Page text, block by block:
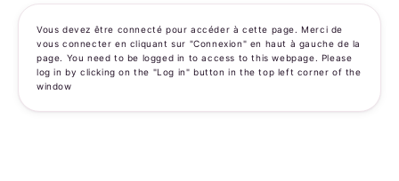
Vous devez être connecté pour accéder à cette page. Merci de
vous connecter en cliquant sur "Connexion" en haut à gauche de la
page. You need to be logged in to access to this webpage. Please
log in by clicking on the "Log in" button in the top left corner of the
window